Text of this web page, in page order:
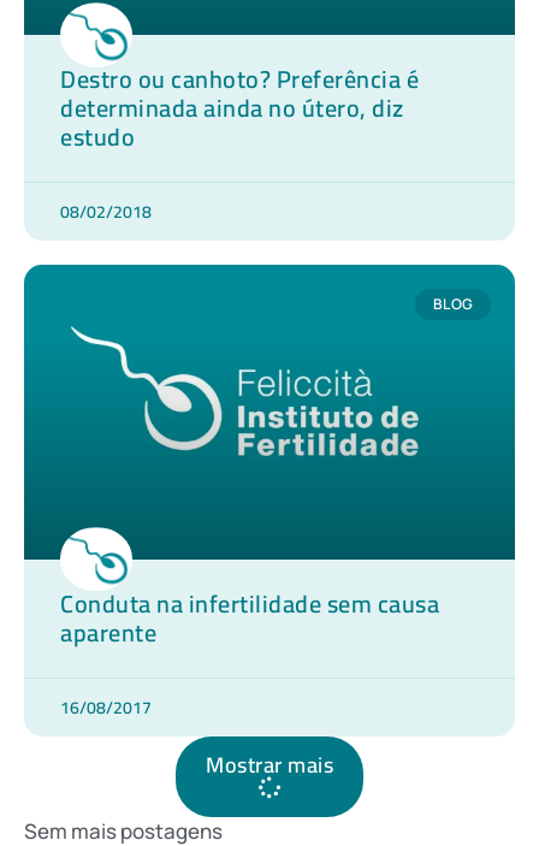
Destro ou canhoto? Preferência é
determinada ainda no útero, diz
estudo
08/02/2018
BLOG
Conduta na infertilidade sem causa
aparente
16/08/2017
Mostrar mais
Sem mais postagens